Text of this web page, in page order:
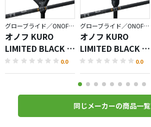
グローブライド／ONOFF KURO
オノフ KURO
LIMITED BLACK フ
ェアウェイ アーム
ズ
0.0
グローブライド／ONOFF KURO
オノフ KURO
LIMITED BLACK ユ
ーティリティ ウィ
ングス
0.0
同じメーカーの商品一覧